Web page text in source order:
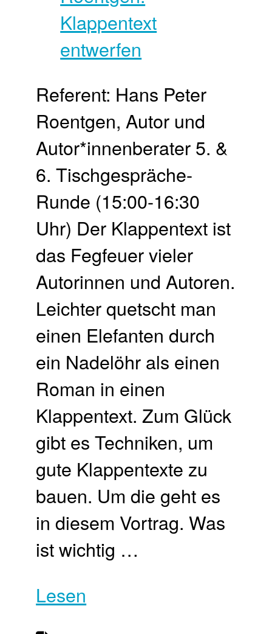
Referent: Hans Peter
Roentgen, Autor und
Autor*innenberater 5. &
6. Tischgespräche-
Runde (15:00-16:30
Uhr) Der Klappentext ist
das Fegfeuer vieler
Autorinnen und Autoren.
Leichter quetscht man
einen Elefanten durch
ein Nadelöhr als einen
Roman in einen
Klappentext. Zum Glück
gibt es Techniken, um
gute Klappentexte zu
bauen. Um die geht es
in diesem Vortrag. Was
ist wichtig …
Lesen